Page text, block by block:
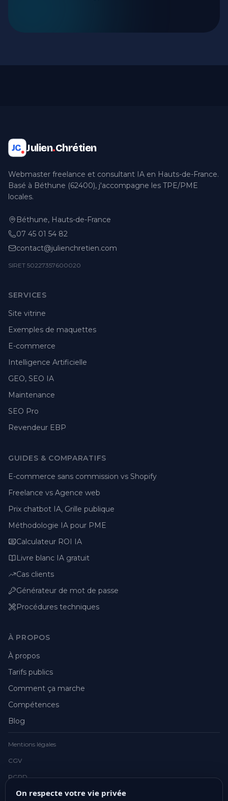
JC Julien.Chrétien
Webmaster freelance et consultant IA en Hauts-de-France.
Basé à Béthune (62400), j'accompagne les TPE/PME
locales.
Béthune, Hauts-de-France
07 45 01 54 82
contact@julienchretien.com
SIRET 50227357600020
SERVICES
Site vitrine
Exemples de maquettes
E-commerce
Intelligence Artificielle
GEO, SEO IA
Maintenance
SEO Pro
Revendeur EBP
GUIDES & COMPARATIFS
E-commerce sans commission vs Shopify
Freelance vs Agence web
Prix chatbot IA, Grille publique
Méthodologie IA pour PME
Calculateur ROI IA
Livre blanc IA gratuit
Cas clients
Générateur de mot de passe
Procédures techniques
À PROPOS
À propos
Tarifs publics
Comment ça marche
Compétences
Blog
Mentions légales
CGV
RGPD
On respecte votre vie privée